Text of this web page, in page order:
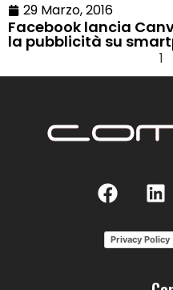
29 Marzo, 2016
Facebook lancia
la pubblicità su
1
Privacy Policy